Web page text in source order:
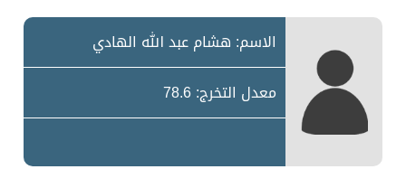
الاسم: هشام عبد الله الهادي
معدل التخرج: 78.6